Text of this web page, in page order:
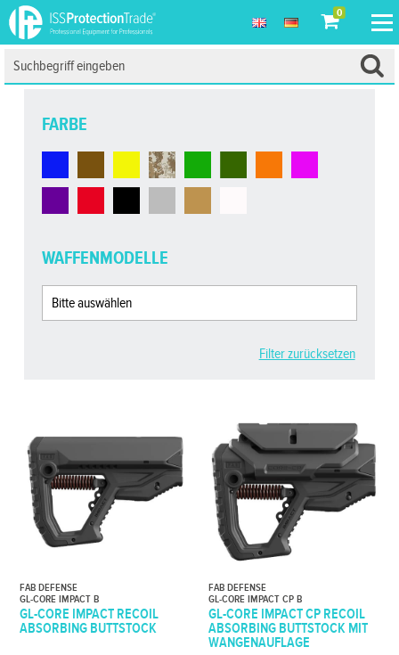
0
FARBE
WAFFENMODELLE
Filter zurücksetzen
FAB DEFENSE
GL-CORE IMPACT B
GL-CORE IMPACT RECOIL
ABSORBING BUTTSTOCK
FAB DEFENSE
GL-CORE IMPACT CP B
GL-CORE IMPACT CP RECOIL
ABSORBING BUTTSTOCK MIT
WANGENAUFLAGE